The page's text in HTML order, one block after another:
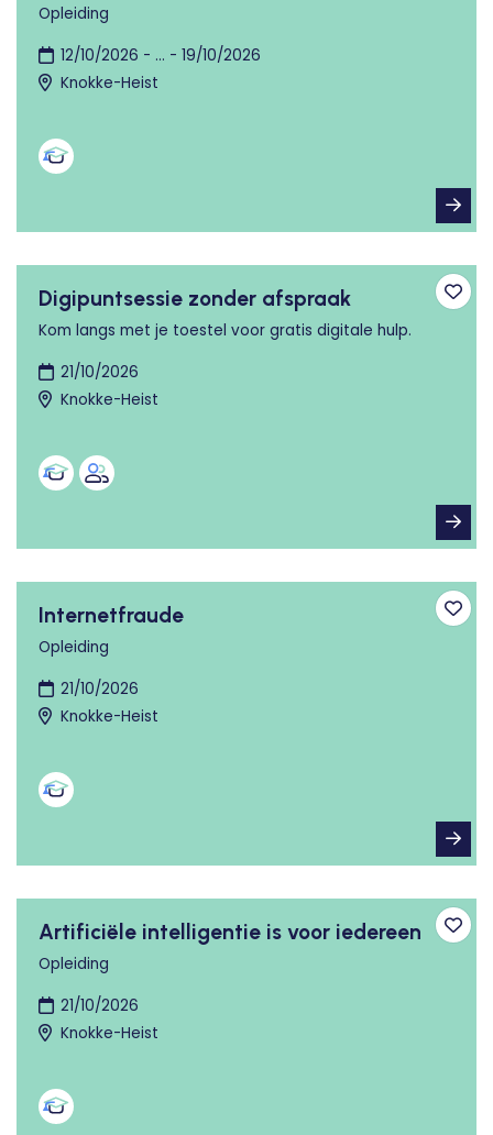
Opleiding
12/10/2026 - ... - 19/10/2026
Knokke-Heist
Digipuntsessie zonder afspraak
Kom langs met je toestel voor gratis digitale hulp.
21/10/2026
Knokke-Heist
Internetfraude
Opleiding
21/10/2026
Knokke-Heist
Artificiële intelligentie is voor iedereen
Opleiding
21/10/2026
Knokke-Heist